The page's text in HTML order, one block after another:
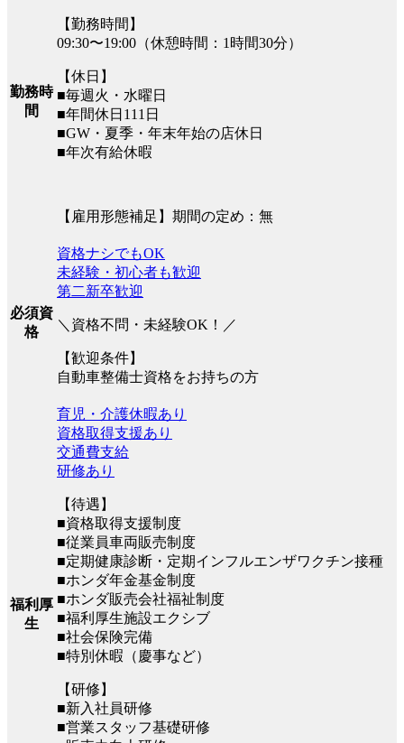
勤務時
間
【勤務時間】
09:30〜19:00（休憩時間：1時間30分）
【休日】
■毎週火・水曜日
■年間休日111日
■GW・夏季・年末年始の店休日
■年次有給休暇
【雇用形態補足】期間の定め：無
必須資
格
資格ナシでもOK
未経験・初心者も歓迎
第二新卒歓迎
＼資格不問・未経験OK！／
【歓迎条件】
自動車整備士資格をお持ちの方
福利厚
生
育児・介護休暇あり
資格取得支援あり
交通費支給
研修あり
【待遇】
■資格取得支援制度
■従業員車両販売制度
■定期健康診断・定期インフルエンザワクチン接種
■ホンダ年金基金制度
■ホンダ販売会社福祉制度
■福利厚生施設エクシブ
■社会保険完備
■特別休暇（慶事など）
【研修】
■新入社員研修
■営業スタッフ基礎研修